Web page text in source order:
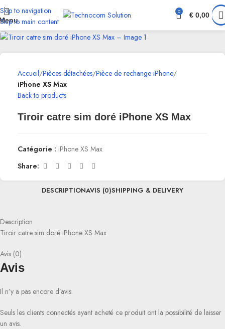
Skip to navigation
Skip to main content
0 € 0,00
Accueil Pièces détachées Pièce de rechange iPhone
iPhone XS Max
Back to products
Tiroir catre sim doré iPhone XS Max
Catégorie : iPhone XS Max
Share:
DESCRIPTIONAVIS (0)SHIPPING & DELIVERY
Description
Tiroir catre sim doré iPhone XS Max.
Avis (0)
Avis
Il n’y a pas encore d’avis.
Seuls les clients connectés ayant acheté ce produit ont la possibilité de laisser
un avis.